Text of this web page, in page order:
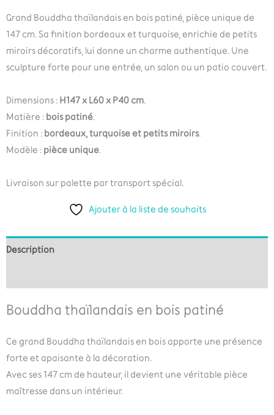
Grand Bouddha thaïlandais en bois patiné, pièce unique de
147 cm. Sa finition bordeaux et turquoise, enrichie de petits
miroirs décoratifs, lui donne un charme authentique. Une
sculpture forte pour une entrée, un salon ou un patio couvert.
Dimensions : H147 x L60 x P40 cm.
Matière : bois patiné.
Finition : bordeaux, turquoise et petits miroirs.
Modèle : pièce unique.
Livraison sur palette par transport spécial.
Ajouter à la liste de souhaits
Description
Bouddha thaïlandais en bois patiné
Ce grand Bouddha thaïlandais en bois apporte une présence
forte et apaisante à la décoration.
Avec ses 147 cm de hauteur, il devient une véritable pièce
maîtresse dans un intérieur.